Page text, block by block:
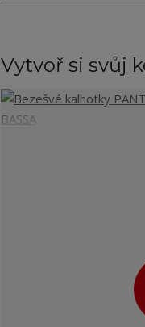
Vytvoř si svůj